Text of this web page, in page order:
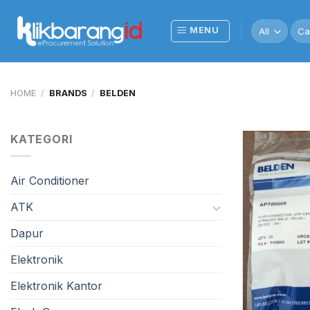
content
MENU
for:
HOME / BRANDS / BELDEN
KATEGORI
Air Conditioner
ATK
Dapur
Elektronik
Elektronik Kantor